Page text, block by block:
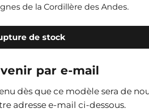
de la Cordillère des Andes.
de stock
par e-mail
dès que ce modèle sera de
adresse e-mail ci-dessous.